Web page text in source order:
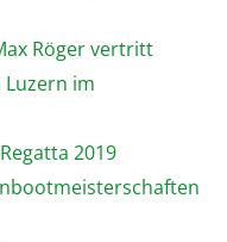
Röger vertritt
Luzern im
2019